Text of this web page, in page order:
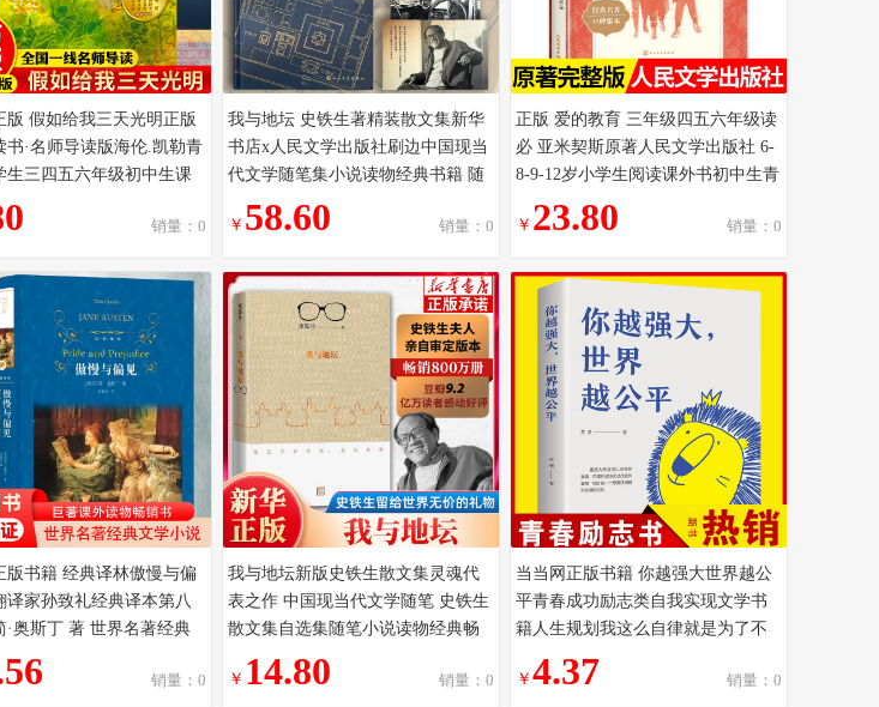
版 假如给我三天光明正版
书·名师导读版海伦.凯勒青
生三四五六年级初中生课
籍世界经典文学名著
销量：0
我与地坛 史铁生著精装散文集新华
书店x人民文学出版社刷边中国现当
代文学随笔集小说读物经典书籍 随
书赠【藏书票+明信片冰箱贴】
￥ 58.60 销量：0
正版 爱的教育 三年级四五六年级读
必 亚米契斯原著人民文学出版社 6-
8-9-12岁小学生阅读课外书初中生青
少版读物经典儿童文学书籍
￥ 23.80 销量：0
版书籍 经典译林傲慢与偏
译家孙致礼经典译本第八
·奥斯丁 著 世界名著经典
巨著课外读物畅销书
销量：0
我与地坛新版史铁生散文集灵魂代
表之作 中国现当代文学随笔 史铁生
散文集自选集随笔小说读物经典畅
销书籍人民文学出版社中国文学
￥ 14.80 销量：0
当当网正版书籍 你越强大世界越公
平青春成功励志类自我实现文学书
籍人生规划我这么自律就是为了不
平庸青春正能量书籍
￥ 4.37 销量：0